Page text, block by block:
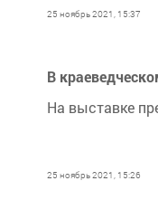
25 ноябрь 2021, 15:37
В
На выставке
25 ноябрь 2021, 15:26